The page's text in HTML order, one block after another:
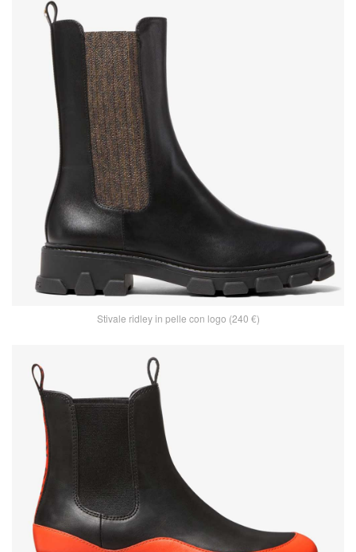
Stivale ridley in pelle con logo (240 €)